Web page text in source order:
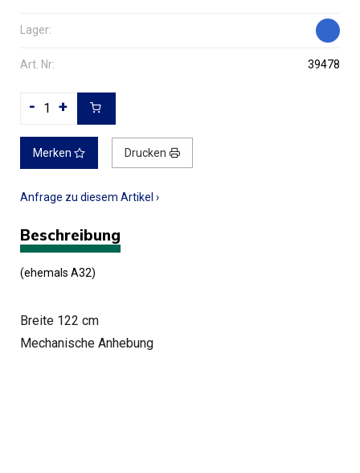
Lager:
Art. Nr: 39478
- +
Merken Drucken
Anfrage zu diesem Artikel ›
Beschreibung
(ehemals A32)
Breite 122 cm
Mechanische Anhebung